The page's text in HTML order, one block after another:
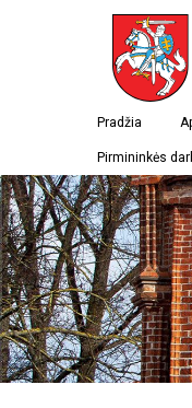
Pradžia
Pirmininkės